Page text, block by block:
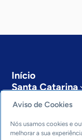
Início
Santa Catarina
Sobre a ASN
Últimas notícias
Entre em
Editorias
Aviso de Cookies
Nós usamos cookies e
melhorar a sua